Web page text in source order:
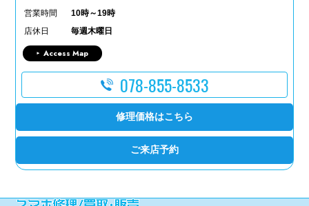
営業時間
10時～19時
店休日
毎週木曜日
Access Map
078-855-8533
修理価格はこちら
ご来店予約